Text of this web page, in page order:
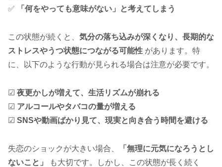
✅
「何をやっても意味がない」と考えてしまう
この状態が続くと、 気分の落ち込みが深くなり、長期的な
ストレスやうつ状態につながる可能性 があります。特
に、以下のような行動が見られる場合は注意が必要です。
☑ 夜更かしが増えて、生活リズムが崩れる
☑ アルコールやタバコの量が増える
☑ SNSや動画ばかり見て、現実と向き合う時間を避ける
失恋のショックが大きい場合、
「無理に元気になろうとし
ないこと」
も大切です。しかし、この状態が長く続く